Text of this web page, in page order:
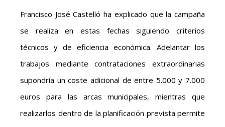
Francisco José Castelló ha explicado que la campaña
se realiza en estas fechas siguiendo criterios
técnicos y de eficiencia económica. Adelantar los
trabajos mediante contrataciones extraordinarias
supondría un coste adicional de entre 5.000 y 7.000
euros para las arcas municipales, mientras que
realizarlos dentro de la planificación prevista permite